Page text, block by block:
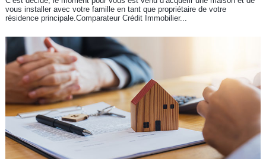
vous installer avec votre famille en tant que propriétaire de votre
résidence principale.Comparateur Crédit Immobilier...